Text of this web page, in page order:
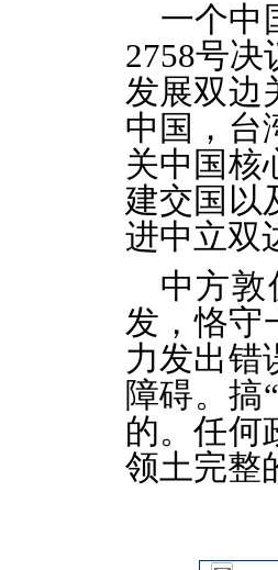
一个中
2758号决
发展双边
中国，台
关中国核
建交国以
进中立双
中方
发，恪守
力发出错
障碍。搞
的。任何
领土完整